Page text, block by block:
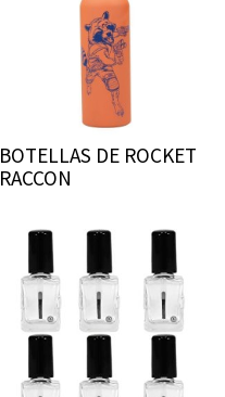
BOTELLAS DE ROCKET
RACCON